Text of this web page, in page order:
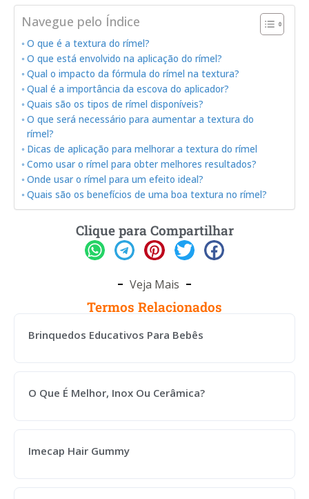
Navegue pelo Índice
O que é a textura do rímel?
O que está envolvido na aplicação do rímel?
Qual o impacto da fórmula do rímel na textura?
Qual é a importância da escova do aplicador?
Quais são os tipos de rímel disponíveis?
O que será necessário para aumentar a textura do
rímel?
Dicas de aplicação para melhorar a textura do rímel
Como usar o rímel para obter melhores resultados?
Onde usar o rímel para um efeito ideal?
Quais são os benefícios de uma boa textura no rímel?
Clique para Compartilhar
Veja Mais
Termos Relacionados
Brinquedos Educativos Para Bebês
O Que É Melhor, Inox Ou Cerâmica?
Imecap Hair Gummy